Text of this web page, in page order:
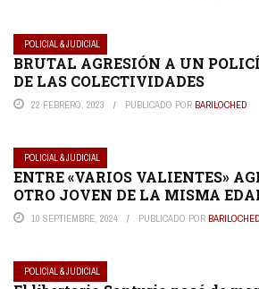
POLICIAL & JUDICIAL
BRUTAL AGRESIÓN A UN
DE LAS COLECTIVIDADES
22 FEBRERO, 2023 PUBLICADO POR BARILOCHED
POLICIAL & JUDICIAL
ENTRE «VARIOS VALIENTES»
OTRO JOVEN DE LA MISMA
10 SEPTIEMBRE, 2024 PUBLICADO POR BARILOCHED
POLICIAL & JUDICIAL